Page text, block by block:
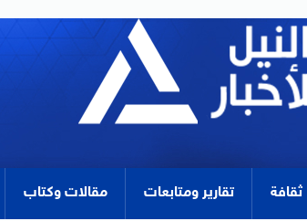
ثقافة تقارير ومتابعات مقالات وكتاب